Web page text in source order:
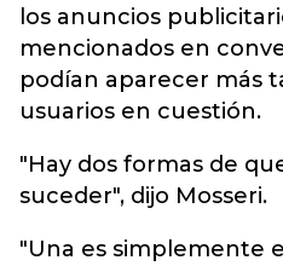
los anuncios
mencionados en
podían aparecer más
usuarios en cuestión.
"Hay dos formas de
suceder", dijo Mosseri.
"Una es simplemente